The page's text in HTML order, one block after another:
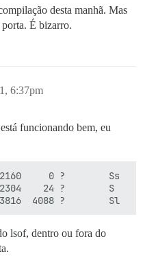
desta manhã. Mas
porta. É bizarro.
6:37pm
funcionando bem, eu
0 ?        Ss
24 ?        S
lsof, dentro ou fora do